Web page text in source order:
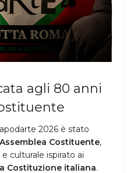
agli 80 anni
2026 è stato
Costituente,
culturale ispirato ai
Costituzione italiana.